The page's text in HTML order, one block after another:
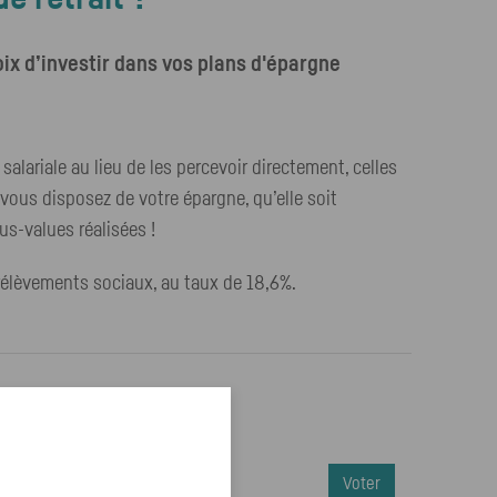
d’investir dans vos plans d'épargne
au lieu de les percevoir directement, celles
disposez de votre épargne, qu’elle soit
values réalisées !
sociaux, au taux de 18,6%.
Voter